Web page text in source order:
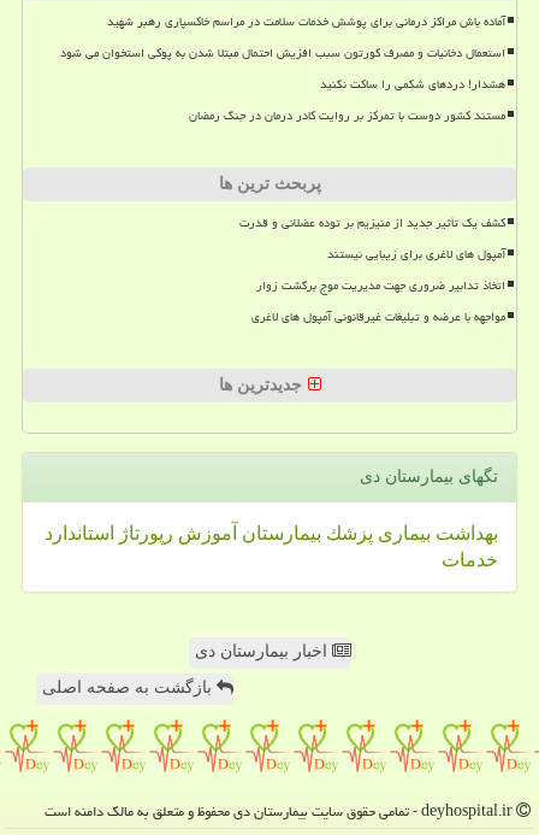
آماده باش مراکز درمانی برای پوشش خدمات سلامت در مراسم خاکسپاری رهبر شهید
استعمال دخانیات و مصرف کورتون سبب افزیش احتمال مبتلا شدن به پوکی استخوان می شود
هشدار! دردهای شکمی را ساکت نکنید
مستند کشور دوست با تمرکز بر روایت کادر درمان در جنگ رمضان
پربحث ترین ها
کشف یک تأثیر جدید از منیزیم بر توده عضلانی و قدرت
آمپول های لاغری برای زیبایی نیستند
اتخاذ تدابیر ضروری جهت مدیریت موج برگشت زوار
مواجهه با عرضه و تبلیغات غیرقانونی آمپول های لاغری
جدیدترین ها
تگهای بیمارستان دی
بهداشت بیماری پزشك بیمارستان آموزش رپورتاژ
استاندارد
خدمات
اخبار بیمارستان دی
بازگشت به صفحه اصلی